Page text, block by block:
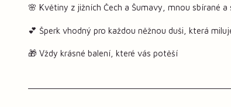
🌸 Květiny z jižních Čech a Šumavy, mnou sbírané a
💕 Šperk vhodný pro každou něžnou duši, která
🎁 Vždy krásné balení, které vás potěší